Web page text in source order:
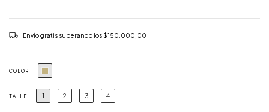
Envío gratis superando los $150.000,00
COLOR
TALLE 1 2 3 4